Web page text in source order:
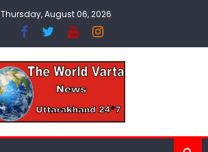
Thursday, August 06, 2026